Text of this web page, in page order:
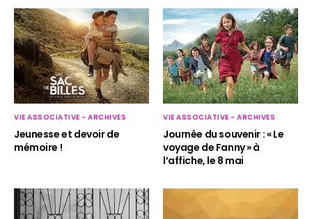
VIE ASSOCIATIVE - ARCHIVES
Jeunesse et devoir de
mémoire !
VIE ASSOCIATIVE - ARCHIVES
Journée du souvenir : « Le
voyage de Fanny » à
l’affiche, le 8 mai